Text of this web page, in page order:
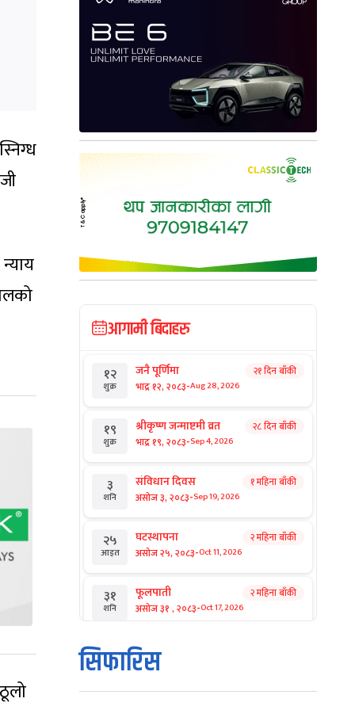
आगामी बिदाहरु
१२
शुक्र
जनै पूर्णिमा
भाद्र १२, २०८३-Aug 28, 2026
२१ दिन बाँकी
१९
शुक्र
श्रीकृष्ण जन्माष्टमी व्रत
भाद्र १९, २०८३-Sep 4, 2026
२८ दिन बाँकी
३
शनि
संविधान दिवस
असोज ३, २०८३-Sep 19, 2026
१ महिना बाँकी
२५
आइत
घटस्थापना
असोज २५, २०८३-Oct 11, 2026
२ महिना बाँकी
३१
शनि
फूलपाती
असोज ३१ , २०८३-Oct 17, 2026
२ महिना बाँकी
१
आइत
कार्तिक सङ्क्रान्ति
कार्तिक १, २०८३
सिफारिस